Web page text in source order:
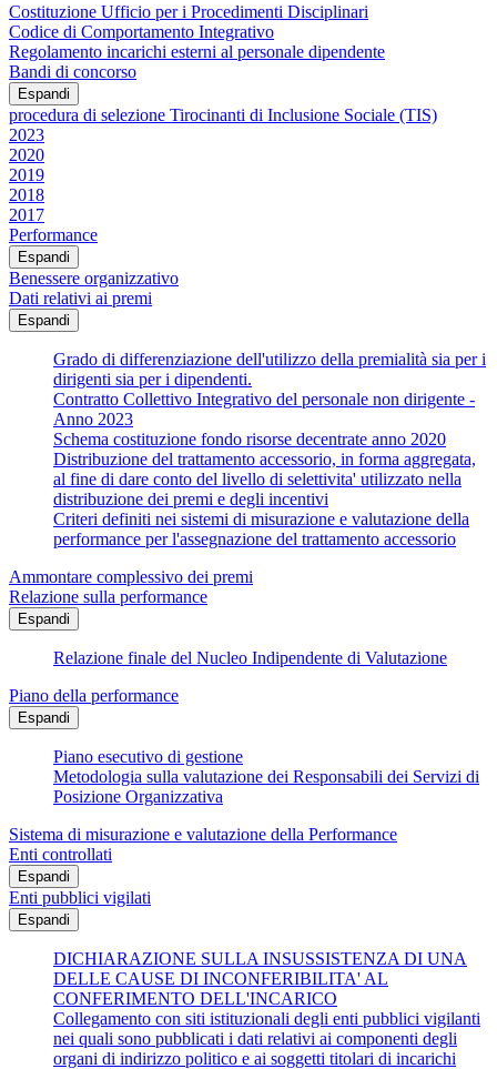
Costituzione Ufficio per i Procedimenti Disciplinari
Codice di Comportamento Integrativo
Regolamento incarichi esterni al personale dipendente
Bandi di concorso
Espandi
procedura di selezione Tirocinanti di Inclusione Sociale (TIS)
2023
2020
2019
2018
2017
Performance
Espandi
Benessere organizzativo
Dati relativi ai premi
Espandi
Grado di differenziazione dell'utilizzo della premialità sia per i
dirigenti sia per i dipendenti.
Contratto Collettivo Integrativo del personale non dirigente -
Anno 2023
Schema costituzione fondo risorse decentrate anno 2020
Distribuzione del trattamento accessorio, in forma aggregata,
al fine di dare conto del livello di selettivita' utilizzato nella
distribuzione dei premi e degli incentivi
Criteri definiti nei sistemi di misurazione e valutazione della
performance per l'assegnazione del trattamento accessorio
Ammontare complessivo dei premi
Relazione sulla performance
Espandi
Relazione finale del Nucleo Indipendente di Valutazione
Piano della performance
Espandi
Piano esecutivo di gestione
Metodologia sulla valutazione dei Responsabili dei Servizi di
Posizione Organizzativa
Sistema di misurazione e valutazione della Performance
Enti controllati
Espandi
Enti pubblici vigilati
Espandi
DICHIARAZIONE SULLA INSUSSISTENZA DI UNA
DELLE CAUSE DI INCONFERIBILITA' AL
CONFERIMENTO DELL'INCARICO
Collegamento con siti istituzionali degli enti pubblici vigilanti
nei quali sono pubblicati i dati relativi ai componenti degli
organi di indirizzo politico e ai soggetti titolari di incarichi